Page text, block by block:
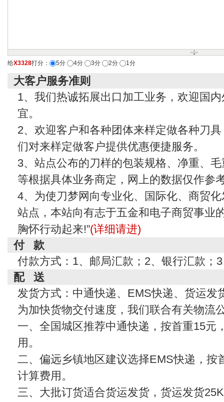
给X3328打分： 5分 4分 3分 2分 1分
大客户服务准则
1、我们热诚拓展出口加工业务，欢迎国
宜。
2、欢迎客户和各种团体来样定做各种刀
们对来样定做客户提供优惠便捷服务。
3、站点公布的刀样的包装规格、净重、
等根据具体业务商定，网上的数据仅作参
4、为使刀梦网向专业化、国际化、商贸
站点，本站向有志于五金和电子商贸事业
胸怀行动起来!”(详细请进)
付 款
付款方式：1、邮局汇款；2、银行汇款；
配 送
发货方式：中通快递、EMS快递、货运发
为加快货物交付速度，我们联合有关物流
一、全国城区推荐中通快递，按首重15元
用。
二、偏远乡镇地区建议选择EMS快递，按
计算费用。
三、大批订货适合货运发货，货运发货